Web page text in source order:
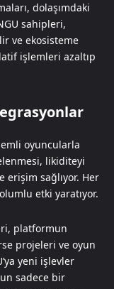
dolaşımdaki
sahipleri,
ve ekosisteme
işlemleri azaltıp
oyuncularla
likiditeyi
erişim sağlıyor. Her
etki yaratıyor.
platformun
projeleri ve oyun
yeni işlevler
sadece bir